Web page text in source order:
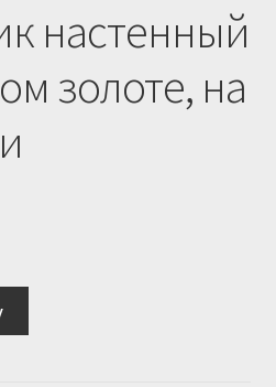
настенный
золоте, на